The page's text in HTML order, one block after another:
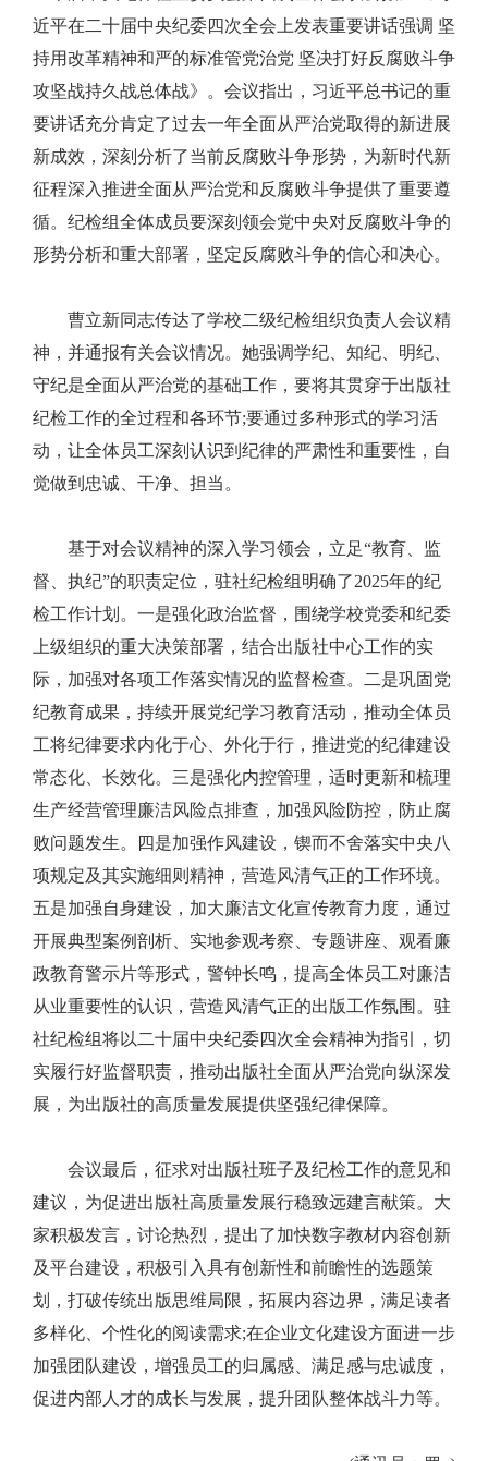
近平在二十届中央纪委四次全会上发表重要讲话强调 坚
持用改革精神和严的标准管党治党 坚决打好反腐败斗争
攻坚战持久战总体战》。会议指出，习近平总书记的重
要讲话充分肯定了过去一年全面从严治党取得的新进展
新成效，深刻分析了当前反腐败斗争形势，为新时代新
征程深入推进全面从严治党和反腐败斗争提供了重要遵
循。纪检组全体成员要深刻领会党中央对反腐败斗争的
形势分析和重大部署，坚定反腐败斗争的信心和决心。
曹立新同志传达了学校二级纪检组织负责人会议精
神，并通报有关会议情况。她强调学纪、知纪、明纪、
守纪是全面从严治党的基础工作，要将其贯穿于出版社
纪检工作的全过程和各环节;要通过多种形式的学习活
动，让全体员工深刻认识到纪律的严肃性和重要性，自
觉做到忠诚、干净、担当。
基于对会议精神的深入学习领会，立足“教育、监
督、执纪”的职责定位，驻社纪检组明确了2025年的纪
检工作计划。一是强化政治监督，围绕学校党委和纪委
上级组织的重大决策部署，结合出版社中心工作的实
际，加强对各项工作落实情况的监督检查。二是巩固党
纪教育成果，持续开展党纪学习教育活动，推动全体员
工将纪律要求内化于心、外化于行，推进党的纪律建设
常态化、长效化。三是强化内控管理，适时更新和梳理
生产经营管理廉洁风险点排查，加强风险防控，防止腐
败问题发生。四是加强作风建设，锲而不舍落实中央八
项规定及其实施细则精神，营造风清气正的工作环境。
五是加强自身建设，加大廉洁文化宣传教育力度，通过
开展典型案例剖析、实地参观考察、专题讲座、观看廉
政教育警示片等形式，警钟长鸣，提高全体员工对廉洁
从业重要性的认识，营造风清气正的出版工作氛围。驻
社纪检组将以二十届中央纪委四次全会精神为指引，切
实履行好监督职责，推动出版社全面从严治党向纵深发
展，为出版社的高质量发展提供坚强纪律保障。
会议最后，征求对出版社班子及纪检工作的意见和
建议，为促进出版社高质量发展行稳致远建言献策。大
家积极发言，讨论热烈，提出了加快数字教材内容创新
及平台建设，积极引入具有创新性和前瞻性的选题策
划，打破传统出版思维局限，拓展内容边界，满足读者
多样化、个性化的阅读需求;在企业文化建设方面进一步
加强团队建设，增强员工的归属感、满足感与忠诚度，
促进内部人才的成长与发展，提升团队整体战斗力等。